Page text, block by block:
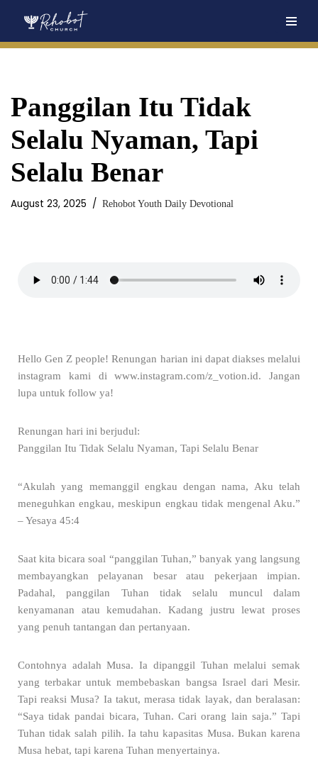
Panggilan Itu Tidak
Selalu Nyaman, Tapi
Selalu Benar
August 23, 2025 Rehobot Youth Daily Devotional
Hello Gen Z people! Renungan harian ini dapat diakses melalui
instagram kami di www.instagram.com/z_votion.id. Jangan
lupa untuk follow ya!
Renungan hari ini berjudul:
Panggilan Itu Tidak Selalu Nyaman, Tapi Selalu Benar
“Akulah yang memanggil engkau dengan nama, Aku telah
meneguhkan engkau, meskipun engkau tidak mengenal Aku.”
– Yesaya 45:4
Saat kita bicara soal “panggilan Tuhan,” banyak yang langsung
membayangkan pelayanan besar atau pekerjaan impian.
Padahal, panggilan Tuhan tidak selalu muncul dalam
kenyamanan atau kemudahan. Kadang justru lewat proses
yang penuh tantangan dan pertanyaan.
Contohnya adalah Musa. Ia dipanggil Tuhan melalui semak
yang terbakar untuk membebaskan bangsa Israel dari Mesir.
Tapi reaksi Musa? Ia takut, merasa tidak layak, dan beralasan:
“Saya tidak pandai bicara, Tuhan. Cari orang lain saja.” Tapi
Tuhan tidak salah pilih. Ia tahu kapasitas Musa. Bukan karena
Musa hebat, tapi karena Tuhan menyertainya.